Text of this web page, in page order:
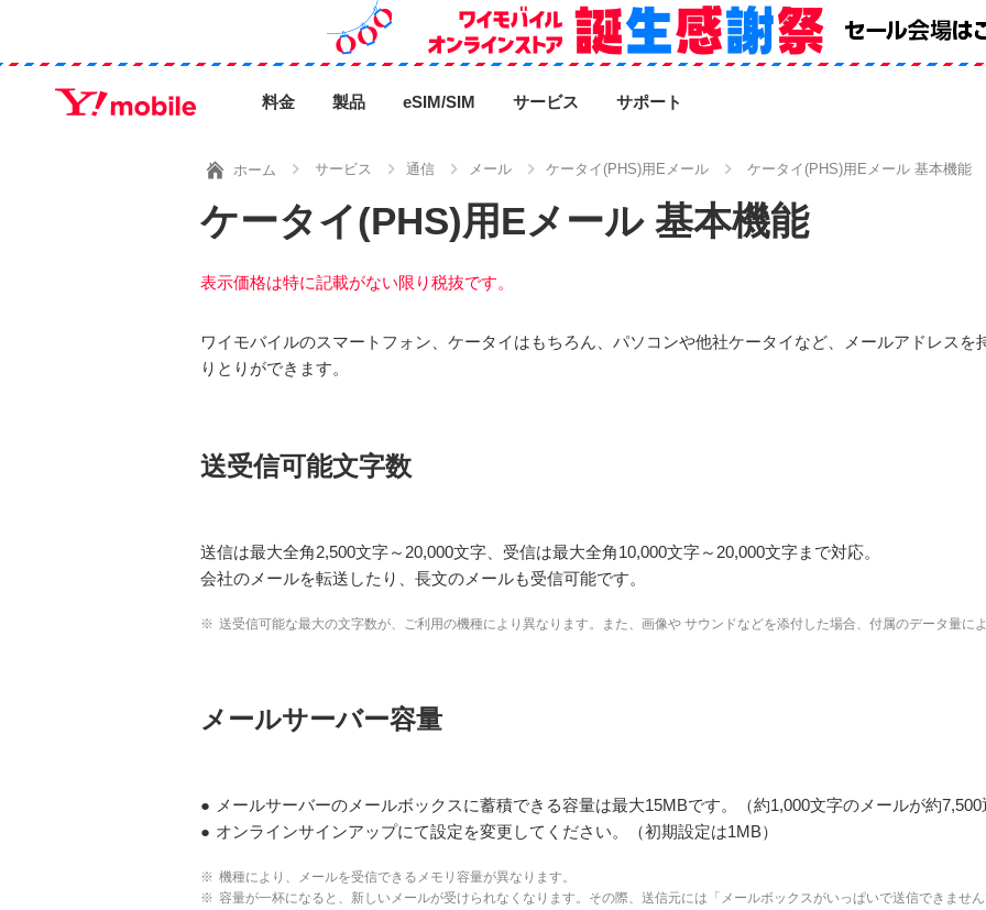
料金 製品 eSIM/SIM サービス サポート
ホーム サービス 通信 メール ケータイ(PHS)用Eメール ケータイ(PHS)用Eメール 基本機能
ケータイ(PHS)用Eメール 基本機能
表示価格は特に記載がない限り税抜です。
ワイモバイルのスマートフォン、ケータイはもちろん、パソコンや他社ケータイなど、メールアドレス
りとりができます。
送受信可能文字数
送信は最大全角2,500文字～20,000文字、受信は最大全角10,000文字～20,000文字まで対応。
会社のメールを転送したり、長文のメールも受信可能です。
※ 送受信可能な最大の文字数が、ご利用の機種により異なります。また、画像や サウンドなどを添付した場合、付属のデータ量に
メールサーバー容量
● メールサーバーのメールボックスに蓄積できる容量は最大15MBです。（約1,000文字のメールが約7,500
● オンラインサインアップにて設定を変更してください。（初期設定は1MB）
※ 機種により、メールを受信できるメモリ容量が異なります。
※ 容量が一杯になると、新しいメールが受けられなくなります。その際、送信元には「メールボックスがいっぱいで送信できませ